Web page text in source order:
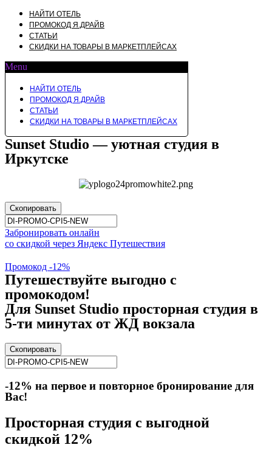
НАЙТИ ОТЕЛЬ
ПРОМОКОД Я.ДРАЙВ
СТАТЬИ
СКИДКИ НА ТОВАРЫ В МАРКЕТПЛЕЙСАХ
Menu
НАЙТИ ОТЕЛЬ
ПРОМОКОД Я.ДРАЙВ
СТАТЬИ
СКИДКИ НА ТОВАРЫ В МАРКЕТПЛЕЙСАХ
Sunset Studio — уютная студия в
Иркутске
Скопировать
Забронировать онлайн
со скидкой через Яндекс Путешествия
Промокод -12%
Путешествуйте выгодно с
промокодом!
Для Sunset Studio просторная студия в
5-ти минутах от ЖД вокзала
Скопировать
-12% на первое и повторное бронирование для
Вас!
Просторная студия с выгодной
скидкой 12%